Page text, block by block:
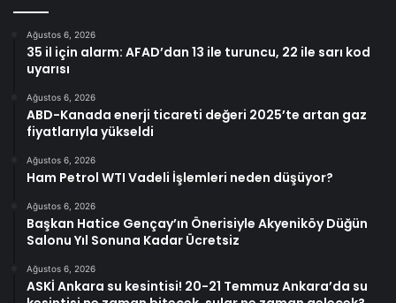
Ağustos 6, 2026
35 il için alarm: AFAD’dan 13 ile turuncu, 22 ile sarı kod
uyarısı
Ağustos 6, 2026
ABD-Kanada enerji ticareti değeri 2025’te artan gaz
fiyatlarıyla yükseldi
Ağustos 6, 2026
Ham Petrol WTI Vadeli İşlemleri neden düşüyor?
Ağustos 6, 2026
Başkan Hatice Gençay’ın Önerisiyle Akyeniköy Düğün
Salonu Yıl Sonuna Kadar Ücretsiz
Ağustos 6, 2026
ASKİ Ankara su kesintisi! 20-21 Temmuz Ankara’da su